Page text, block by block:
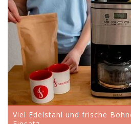
Viel Edelstahl und frische